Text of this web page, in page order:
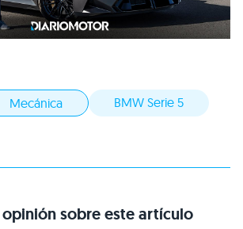
Mecánica BMW Serie 5
opinión sobre este artículo